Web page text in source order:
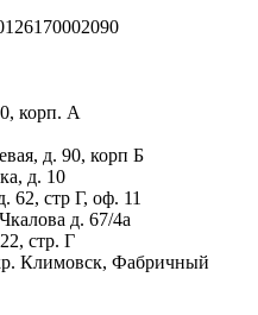
корп. А
д. 90, корп Б
д. 10
62, стр Г, оф. 11
д. 67/4а
стр. Г
Климовск, Фабричный